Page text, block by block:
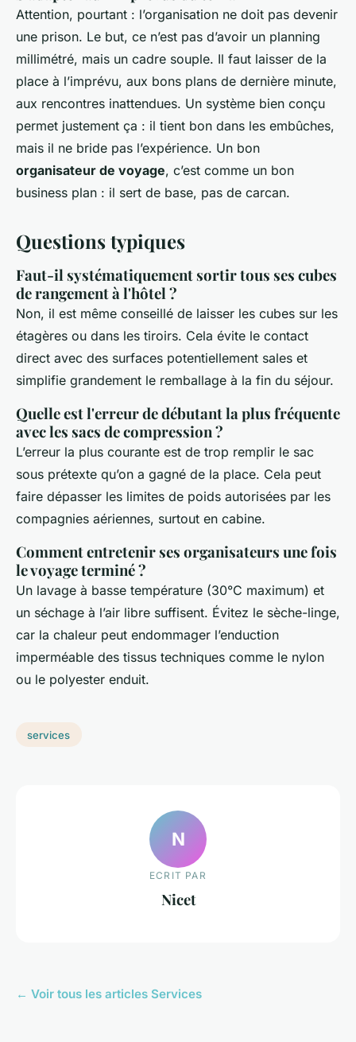
Attention, pourtant : l’organisation ne doit pas devenir
une prison. Le but, ce n’est pas d’avoir un planning
millimétré, mais un cadre souple. Il faut laisser de la
place à l’imprévu, aux bons plans de dernière minute,
aux rencontres inattendues. Un système bien conçu
permet justement ça : il tient bon dans les embûches,
mais il ne bride pas l’expérience. Un bon
organisateur de voyage, c’est comme un bon
business plan : il sert de base, pas de carcan.
Questions typiques
Faut-il systématiquement sortir tous ses cubes
de rangement à l'hôtel ?
Non, il est même conseillé de laisser les cubes sur les
étagères ou dans les tiroirs. Cela évite le contact
direct avec des surfaces potentiellement sales et
simplifie grandement le remballage à la fin du séjour.
Quelle est l'erreur de débutant la plus fréquente
avec les sacs de compression ?
L’erreur la plus courante est de trop remplir le sac
sous prétexte qu’on a gagné de la place. Cela peut
faire dépasser les limites de poids autorisées par les
compagnies aériennes, surtout en cabine.
Comment entretenir ses organisateurs une fois
le voyage terminé ?
Un lavage à basse température (30°C maximum) et
un séchage à l’air libre suffisent. Évitez le sèche-linge,
car la chaleur peut endommager l’enduction
imperméable des tissus techniques comme le nylon
ou le polyester enduit.
services
N
ECRIT PAR
Nicet
← Voir tous les articles Services